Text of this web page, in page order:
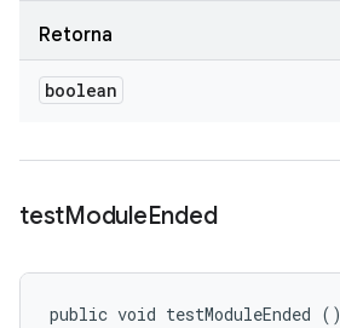
Retorna
boolean
testModuleEnded
public void testModuleEnded ()